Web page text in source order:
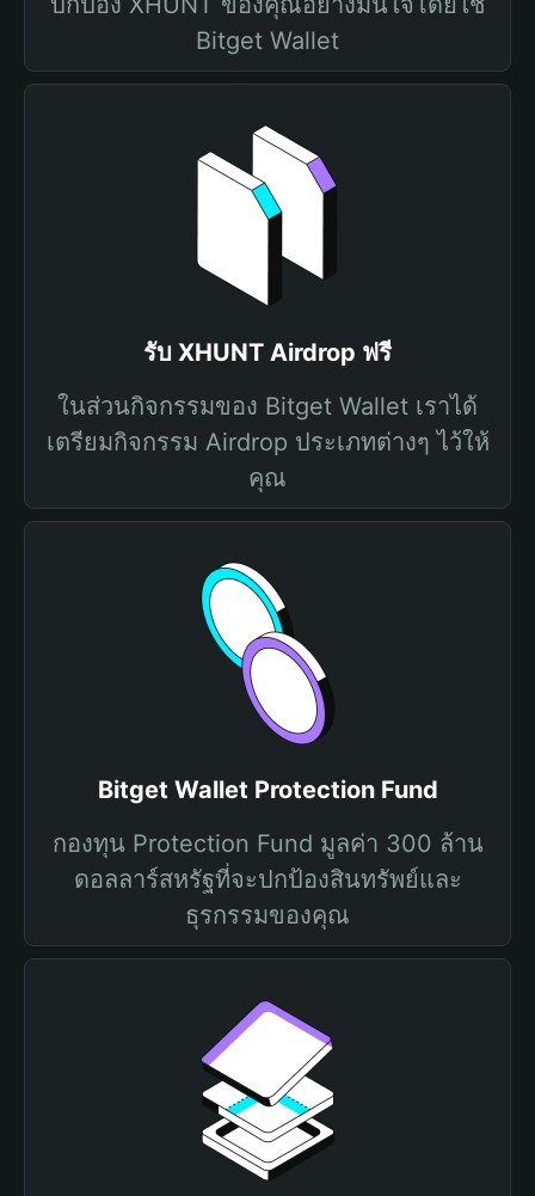
Bitget Wallet
รับ XHUNT Airdrop ฟรี
ในส่วนกิจกรรมของ Bitget Wallet เราได้
เตรียมกิจกรรม Airdrop ประเภทต่างๆ ไว้ให้
คุณ
Bitget Wallet Protection Fund
กองทุน Protection Fund มูลค่า 300 ล้าน
ดอลลาร์สหรัฐที่จะปกป้องสินทรัพย์และ
ธุรกรรมของคุณ